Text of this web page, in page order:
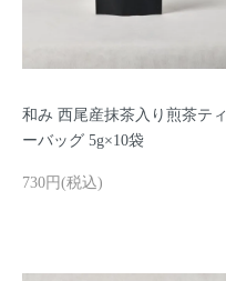
和み 西尾産抹茶入り煎茶ティ
ーバッグ 5g×10袋
730円(税込)